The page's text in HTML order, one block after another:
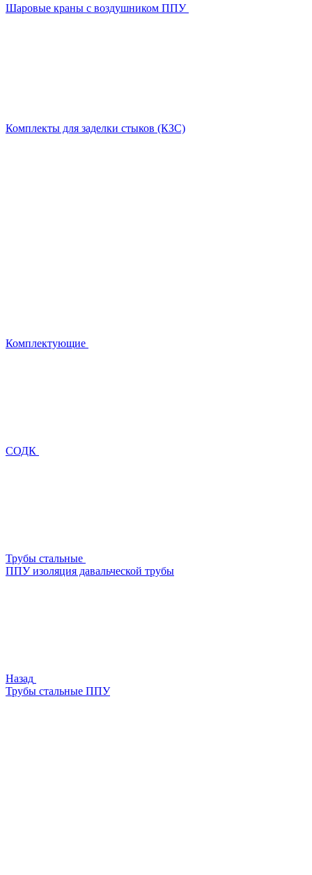
Шаровые краны с воздушником ППУ
Комплекты для заделки стыков (КЗС)
Комплектующие
СОДК
Трубы стальные
ППУ изоляция давальческой трубы
Назад
Трубы стальные ППУ